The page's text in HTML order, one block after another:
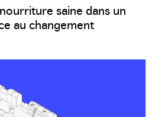
saine dans un
au changement